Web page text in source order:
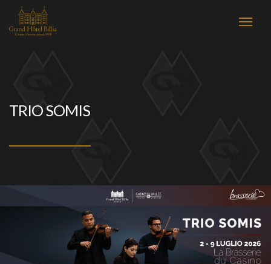
TRIO SOMIS